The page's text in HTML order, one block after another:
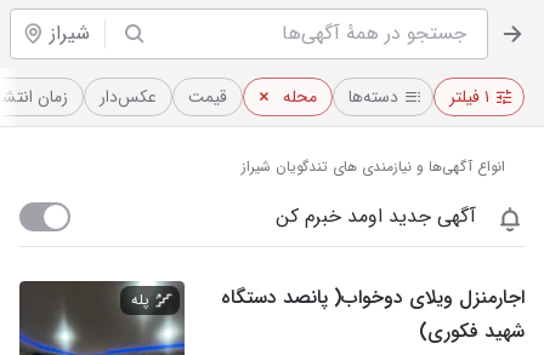
شیراز
۱ فیلتر دسته‌ها محله قیمت عکس‌دار زمان
انواع آگهی‌ها و نیازمندی های تندگویان شیراز
آگهی جدید اومد خبرم کن
اجارمنزل ویلای دوخواب( پانصد دستگاه
شهید فکوری)
پله